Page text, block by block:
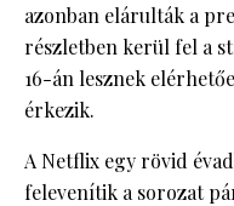
azonban elárulták a
részletben kerül fel a
16-án lesznek
érkezik.
A Netflix egy rövid
felevenítik a sorozat